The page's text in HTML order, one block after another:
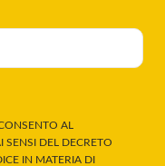
AL
SENSI DEL DECRETO
IN MATERIA DI